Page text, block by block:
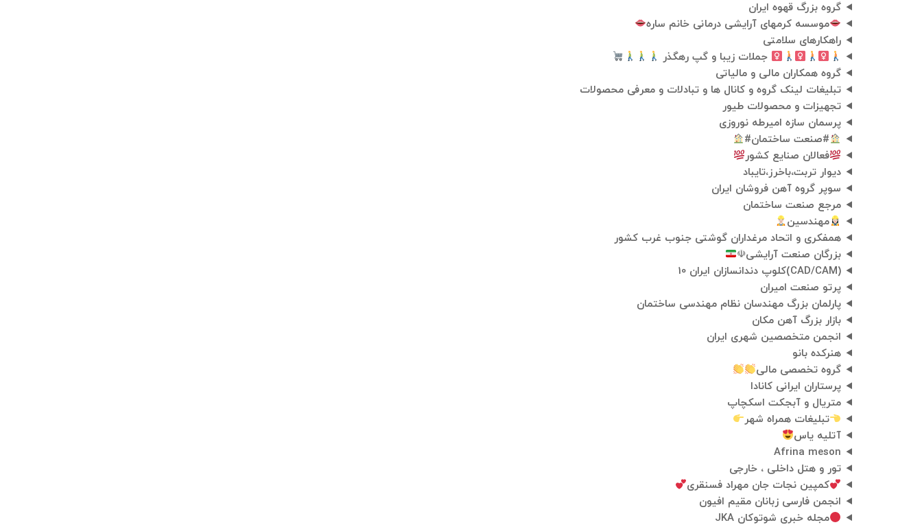
گروه بزرگ قهوه ایران
موسسه کرمهای آرایشی درمانی خانم ساره
راهکارهای سلامتی
جملات زیبا و گپ رهگذر
گروه همکاران مالی و مالیاتی
تبلیغات لینک گروه و کانال ها و تبادلات و معرفی محصولات
تجهیزات و محصولات طیور
پرسمان سازه امیرطه نوروزی
#صنعت ساختمان#
فعالان صنایع کشور
دیوار تربت،باخرز،تایباد
سوپر گروه آهن فروشان ایران
مرجع صنعت ساختمان
مهندسین
همفکری و اتحاد مرغداران گوشتی جنوب غرب کشور
بزرگان صنعت آرایشی☫
(CAD/CAM)کلوپ دندانسازان ایران 10
پرتو صنعت امیران
پارلمان بزرگ مهندسان نظام مهندسی ساختمان
بازار بزرگ آهن مکان
انجمن متخصصین شهری ایران
هنرکده بانو
گروه تخصصی مالی
پرستاران ایرانی کانادا
متریال و آبجکت اسکچاپ
تبلیغات همراه شهر
آتلیه یاس
Afrina meson
تور و هتل داخلی ، خارجی
کمپین نجات جان مهراد فسنقری
انجمن فارسی زبانان مقیم افیون
مجله خبری شوتوکان JKA